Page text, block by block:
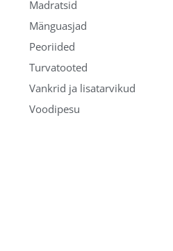
Madratsid
Mänguasjad
Peoriided
Turvatooted
Vankrid ja lisatarvikud
Voodipesu